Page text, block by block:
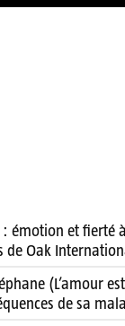
émotion et fierté
de Oak
(L’amour
de sa